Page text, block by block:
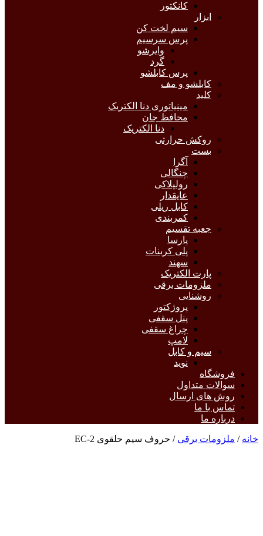
کانکتور
ابزار
سیم لخت کن
پرس سرسیم
وایرشو
گرد
پرس کابلشو
کابلشو و مف
کلید
مینیاتوری دنا الکتریک
محافظ جان
دنا الکتریک
روکش حرارتی
بست
آگرا
چنگالی
رولپلاکی
عایقدار
کابل ریلی
کمربندی
جعبه تقسیم
پارسا
پلی کربنات
سهند
پارت الکتریک
ملزومات برقی
روشنایی
پروژکتور
پنل سقفی
چراغ سقفی
لامپ
سیم و کابل
نوید
فروشگاه
سوالات متداول
روش های ارسال
تماس با ما
درباره ما
خانه / ملزومات برقی / حروف سیم حلقوی EC-2